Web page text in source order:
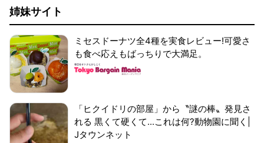
姉妹サイト
ミセスドーナツ全4種を実食レビュー!可愛さ
も食べ応えもばっちりで大満足。
「ヒクイドリの部屋」から〝謎の棒〟発見さ
れる 黒くて硬くて...これは何?動物園に聞く|
Jタウンネット